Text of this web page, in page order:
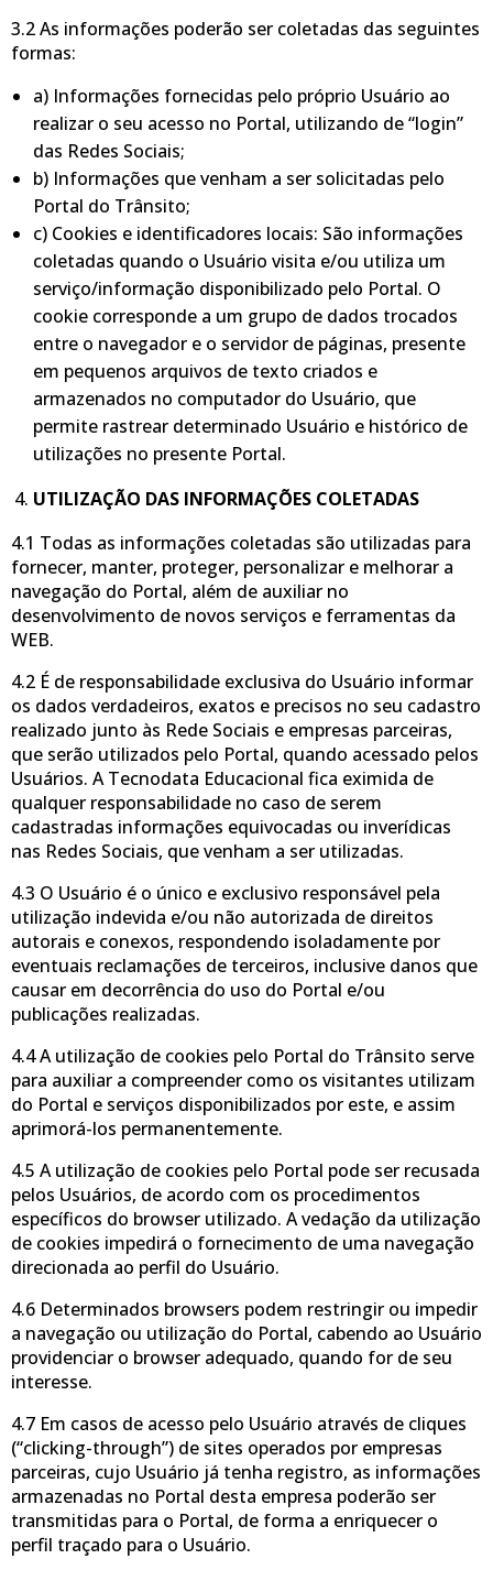
3.2 As informações poderão ser coletadas das seguintes
formas:
a) Informações fornecidas pelo próprio Usuário ao
realizar o seu acesso no Portal, utilizando de “login”
das Redes Sociais;
b) Informações que venham a ser solicitadas pelo
Portal do Trânsito;
c) Cookies e identificadores locais: São informações
coletadas quando o Usuário visita e/ou utiliza um
serviço/informação disponibilizado pelo Portal. O
cookie corresponde a um grupo de dados trocados
entre o navegador e o servidor de páginas, presente
em pequenos arquivos de texto criados e
armazenados no computador do Usuário, que
permite rastrear determinado Usuário e histórico de
utilizações no presente Portal.
UTILIZAÇÃO DAS INFORMAÇÕES COLETADAS
4.1 Todas as informações coletadas são utilizadas para
fornecer, manter, proteger, personalizar e melhorar a
navegação do Portal, além de auxiliar no
desenvolvimento de novos serviços e ferramentas da
WEB.
4.2 É de responsabilidade exclusiva do Usuário informar
os dados verdadeiros, exatos e precisos no seu cadastro
realizado junto às Rede Sociais e empresas parceiras,
que serão utilizados pelo Portal, quando acessado pelos
Usuários. A Tecnodata Educacional fica eximida de
qualquer responsabilidade no caso de serem
cadastradas informações equivocadas ou inverídicas
nas Redes Sociais, que venham a ser utilizadas.
4.3 O Usuário é o único e exclusivo responsável pela
utilização indevida e/ou não autorizada de direitos
autorais e conexos, respondendo isoladamente por
eventuais reclamações de terceiros, inclusive danos que
causar em decorrência do uso do Portal e/ou
publicações realizadas.
4.4 A utilização de cookies pelo Portal do Trânsito serve
para auxiliar a compreender como os visitantes utilizam
do Portal e serviços disponibilizados por este, e assim
aprimorá-los permanentemente.
4.5 A utilização de cookies pelo Portal pode ser recusada
pelos Usuários, de acordo com os procedimentos
específicos do browser utilizado. A vedação da utilização
de cookies impedirá o fornecimento de uma navegação
direcionada ao perfil do Usuário.
4.6 Determinados browsers podem restringir ou impedir
a navegação ou utilização do Portal, cabendo ao Usuário
providenciar o browser adequado, quando for de seu
interesse.
4.7 Em casos de acesso pelo Usuário através de cliques
(“clicking-through”) de sites operados por empresas
parceiras, cujo Usuário já tenha registro, as informações
armazenadas no Portal desta empresa poderão ser
transmitidas para o Portal, de forma a enriquecer o
perfil traçado para o Usuário.